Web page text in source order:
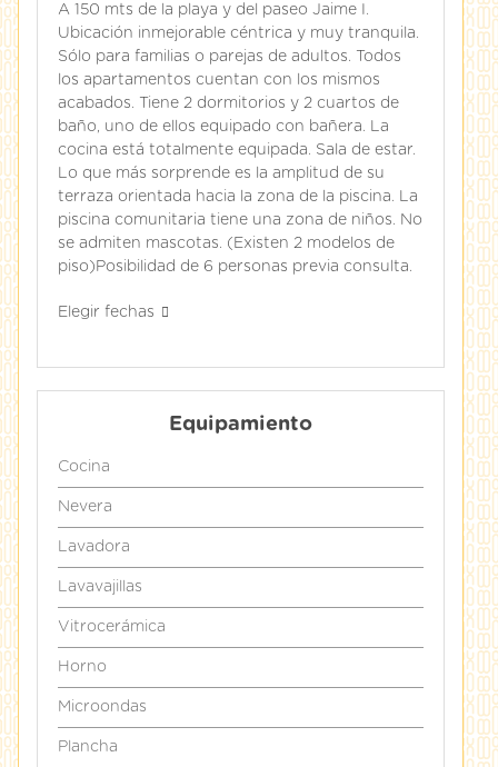
A 150 mts de la playa y del paseo Jaime I.
Ubicación inmejorable céntrica y muy tranquila.
Sólo para familias o parejas de adultos. Todos
los apartamentos cuentan con los mismos
acabados. Tiene 2 dormitorios y 2 cuartos de
baño, uno de ellos equipado con bañera. La
cocina está totalmente equipada. Sala de estar.
Lo que más sorprende es la amplitud de su
terraza orientada hacia la zona de la piscina. La
piscina comunitaria tiene una zona de niños. No
se admiten mascotas. (Existen 2 modelos de
piso)Posibilidad de 6 personas previa consulta.
Elegir fechas
Equipamiento
Cocina
Nevera
Lavadora
Lavavajillas
Vitrocerámica
Horno
Microondas
Plancha